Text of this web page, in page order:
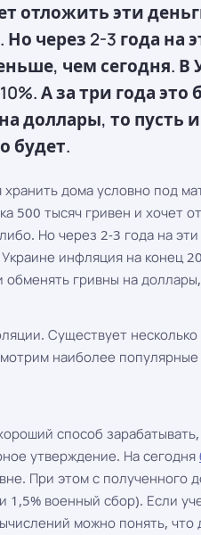
отложить эти
через 2-3 года на
чем сегодня. В
А за три года это
доллары, то пусть и
будет.
дома условно под
500 тысяч гривен и хочет
Но через 2-3 года на
инфляция на конец
гривны на
Существует
наиболее популярные
способ
утверждение. На сегодня
При этом с полученного
военный сбор). Если
можно понять, что